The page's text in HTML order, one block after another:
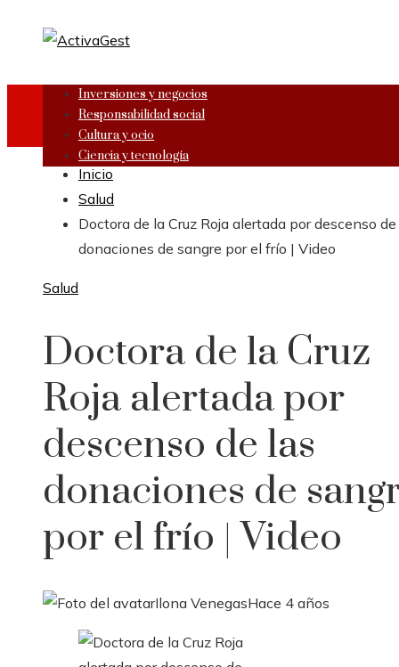
Inversiones y negocios
Responsabilidad social
Cultura y ocio
Ciencia y tecnología
Inicio
Salud
Doctora de la Cruz Roja alertada por descenso
donaciones de sangre por el frío | Video
Salud
Doctora de la Cruz
Roja alertada por
descenso de las
donaciones de
por el frío | Video
Ilona VenegasHace 4 años